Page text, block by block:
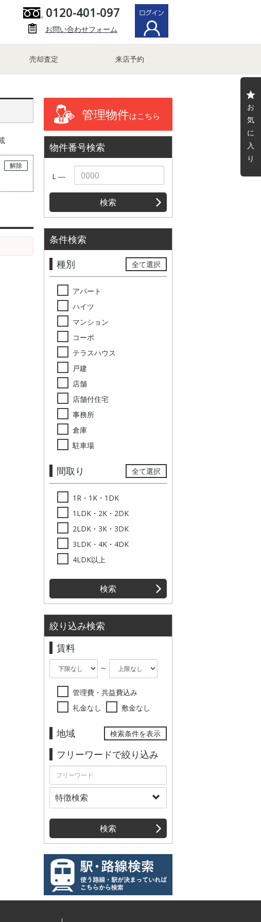
0120-401-097
お問い合わせフォーム
売却査定 来店予約
お
気
に
入
り
解除
管理物件はこちら
物件番号検索
L ―
検索
条件検索
種別
全て選択
アパート
ハイツ
マンション
コーポ
テラスハウス
戸建
店舗
店舗付住宅
事務所
倉庫
駐車場
間取り 全て選択
1R・1K・1DK
1LDK・2K・2DK
2LDK・3K・3DK
3LDK・4K・4DK
4LDK以上
検索
絞り込み検索
賃料
～
管理費・共益費込み
礼金なし
敷金なし
地域 検索条件を表示
フリーワードで絞り込み
特徴検索
検索